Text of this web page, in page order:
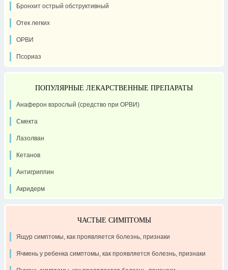
Бронхит острый обструктивный
Отек легких
ОРВИ
Псориаз
ПОПУЛЯРНЫЕ ЛЕКАРСТВЕННЫЕ ПРЕПАРАТЫ
Анаферон взрослый (средство при ОРВИ)
Смекта
Лазолван
Кетанов
Антигриппин
Акридерм
ЧАСТЫЕ СИМПТОМЫ
Ящур симптомы, как проявляется болезнь, признаки
Ячмень у ребенка симптомы, как проявляется болезнь, признаки